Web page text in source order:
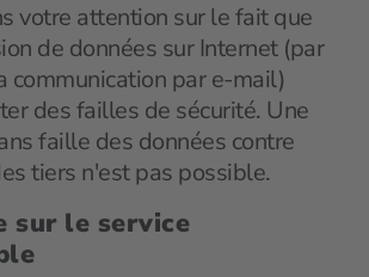
votre attention sur le fait que
de données sur Internet (par
communication par e-mail)
des failles de sécurité. Une
faille des données contre
tiers n'est pas possible.
sur le service